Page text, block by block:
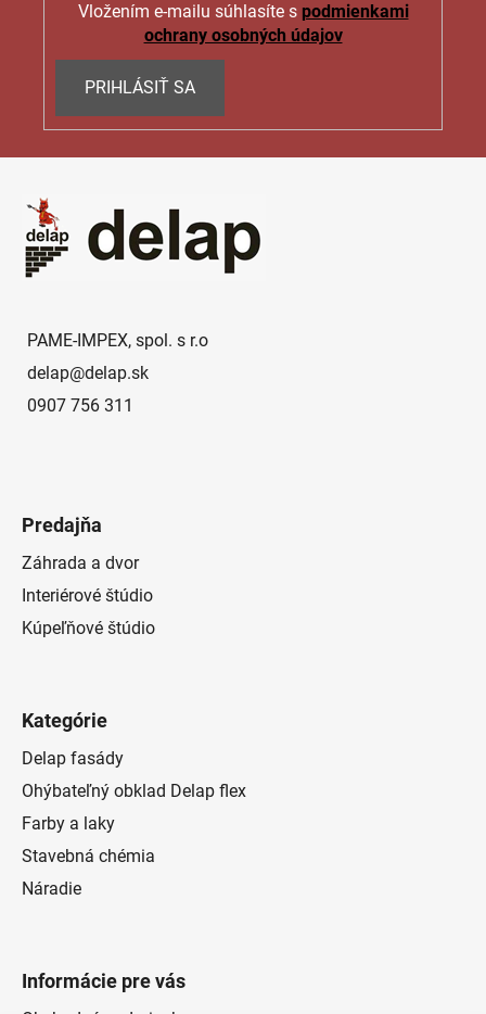
Vložením e-mailu súhlasíte s podmienkami
ochrany osobných údajov
PRIHLÁSIŤ SA
PAME-IMPEX, spol. s r.o
delap@delap.sk
0907 756 311
Predajňa
Záhrada a dvor
Interiérové štúdio
Kúpeľňové štúdio
Kategórie
Delap fasády
Ohýbateľný obklad Delap flex
Farby a laky
Stavebná chémia
Náradie
Informácie pre vás